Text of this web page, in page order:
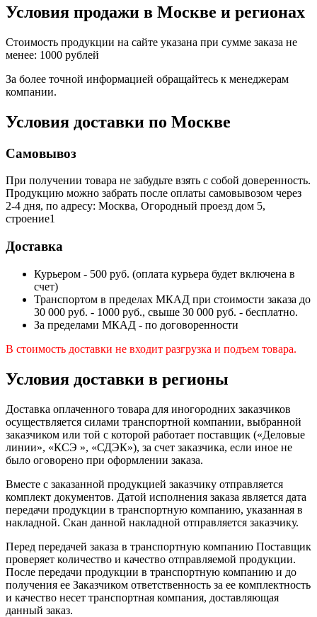
Условия продажи в Москве и регионах
Стоимость продукции на сайте указана при сумме заказа не
менее: 1000 рублей
За более точной информацией обращайтесь к менеджерам
компании.
Условия доставки по Москве
Самовывоз
При получении товара не забудьте взять с собой доверенность.
Продукцию можно забрать после оплаты самовывозом через
2-4 дня, по адресу: Москва, Огородный проезд дом 5,
строение1
Доставка
Курьером - 500 руб. (оплата курьера будет включена в
счет)
Транспортом в пределах МКАД при стоимости заказа до
30 000 руб. - 1000 руб., свыше 30 000 руб. - бесплатно.
За пределами МКАД - по договоренности
В стоимость доставки не входит разгрузка и подъем товара.
Условия доставки в регионы
Доставка оплаченного товара для иногородних заказчиков
осуществляется силами транспортной компании, выбранной
заказчиком или той с которой работает поставщик («Деловые
линии», «КСЭ », «СДЭК»), за счет заказчика, если иное не
было оговорено при оформлении заказа.
Вместе с заказанной продукцией заказчику отправляется
комплект документов. Датой исполнения заказа является дата
передачи продукции в транспортную компанию, указанная в
накладной. Скан данной накладной отправляется заказчику.
Перед передачей заказа в транспортную компанию Поставщик
проверяет количество и качество отправляемой продукции.
После передачи продукции в транспортную компанию и до
получения ее Заказчиком ответственность за ее комплектность
и качество несет транспортная компания, доставляющая
данный заказ.